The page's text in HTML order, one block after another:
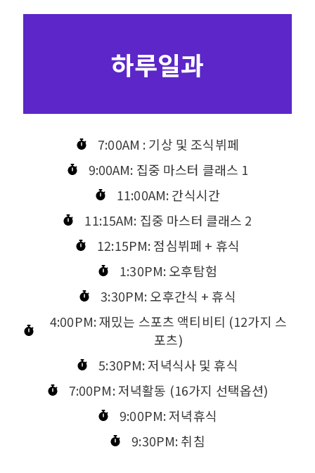
하루일과
7:00AM : 기상 및 조식뷔페
9:00AM: 집중 마스터 클래스 1
11:00AM: 간식시간
11:15AM: 집중 마스터 클래스 2
12:15PM: 점심뷔페 + 휴식
1:30PM: 오후탐험
3:30PM: 오후간식 + 휴식
4:00PM: 재밌는 스포츠 액티비티 (12가지 스
포츠)
5:30PM: 저녁식사 및 휴식
7:00PM: 저녁활동 (16가지 선택옵션)
9:00PM: 저녁휴식
9:30PM: 취침